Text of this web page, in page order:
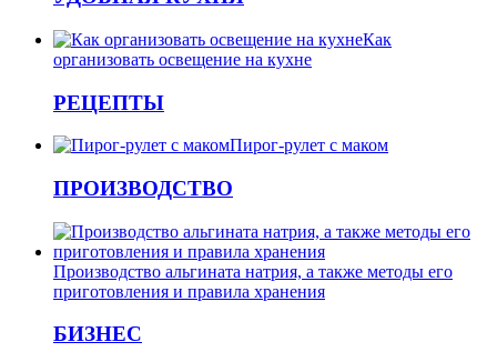
Как
организовать освещение на кухне
РЕЦЕПТЫ
Пирог-рулет с маком
ПРОИЗВОДСТВО
Производство альгината натрия, а также методы его
приготовления и правила хранения
БИЗНЕС